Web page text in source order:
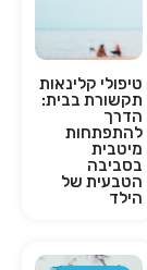
טיפולי קלינאות
תקשורת בבית:
הדרך
להתפתחות
מיטבית
בסביבה
הטבעית של
הילד